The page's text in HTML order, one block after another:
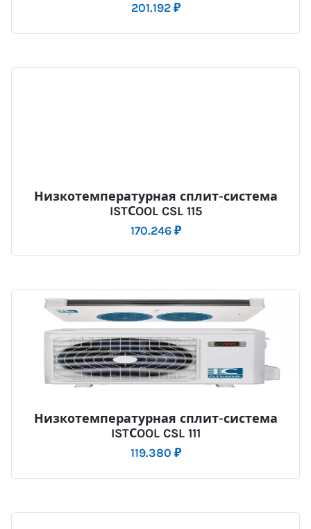
201.192 ₽
Низкотемпературная сплит-система
ISTСOOL CSL 115
170.246 ₽
Низкотемпературная сплит-система
ISTСOOL CSL 111
119.380 ₽